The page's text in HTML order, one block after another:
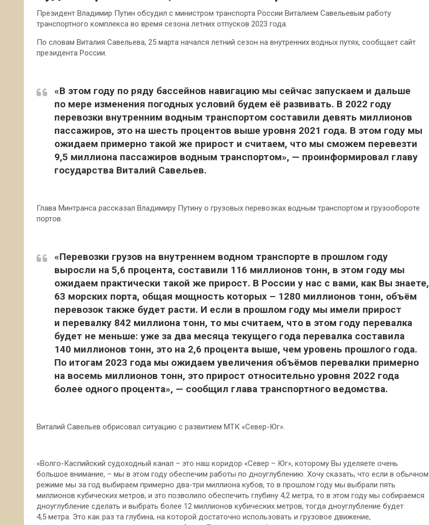
Президент Владимир Путин обсудил с министром транспорта России Виталием Савельевым работу
транспортного комплекса во время сезона летних отпусков 2023 года.
По словам Виталия Савельева, 25 марта начался летний сезон на внутренних водных путях, сообщает сайт
президента России.
«В этом году по ряду бассейнов навигацию мы сейчас запускаем и дальше
по мере изменения погодных условий будем её развивать. В 2022 году
перевозки внутренним водным транспортом составили девять миллионов
пассажиров, это на шесть процентов выше уровня 2021 года. В этом году мы
ожидаем примерно такой же прирост и считаем, что мы сможем перевезти
9,5 миллиона пассажиров водным транспортом», — проинформировал главу
государства Виталий Савельев.
Глава Минтранса рассказал Владимиру Путину о грузовых перевозках водным транспортом и грузообороте
портов.
«Перевозки грузов на внутреннем водном транспорте в прошлом году
выросли на 5,6 процента, составили 116 миллионов тонн, в этом году мы
ожидаем практически такой же прирост. В России у нас с вами, как Вы знаете,
63 морских порта, общая мощность которых – 1280 миллионов тонн, объём
перевозок также будет расти. И если в прошлом году мы имели прирост
и перевалку 842 миллиона тонн, то мы считаем, что в этом году перевалка
будет не меньше: уже за два месяца текущего года перевалка составила
140 миллионов тонн, это на 2,6 процента выше, чем уровень прошлого года.
По итогам 2023 года мы ожидаем увеличения объёмов перевалки примерно
на восемь миллионов тонн, это прирост относительно уровня 2022 года
более одного процента», — сообщил глава транспортного ведомства.
Виталий Савельев обрисовал ситуацию с развитием МТК «Север-Юг».
«Волго-Каспийский судоходный канал – это наш коридор «Север – Юг», которому Вы уделяете очень
большое внимание, – мы в этом году обеспечим работы по дноуглублению. Хочу сказать, что если в обычном
режиме мы за год выбираем примерно два-три миллиона кубов, то в прошлом году мы выбрали пять
миллионов кубических метров, и это позволило обеспечить глубину 4,2 метра, то в этом году мы собираемся
дноуглубление сделать и выбрать более 12 миллионов кубических метров, тогда дноуглубление будет
4,5 метра. Это как раз та глубина, на которой достаточно использовать и грузовое движение,